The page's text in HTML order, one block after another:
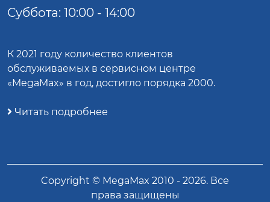
Суббота: 10:00 - 14:00
К 2021 году количество клиентов
обслуживаемых в сервисном центре
«MegaMax» в год, достигло порядка 2000.
Читать подробнее
Copyright © MegaMax 2010 - 2026. Все
права защищены